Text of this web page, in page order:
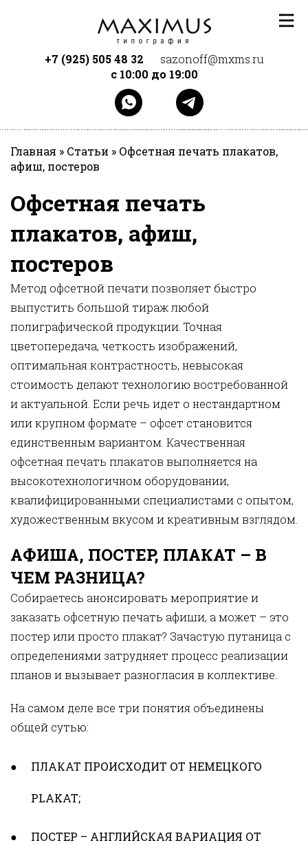
+7 (925) 505 48 32
sazonoff@mxms.ru
с 10:00 до 19:00
Главная » Статьи » Офсетная печать плакатов,
афиш, постеров
Офсетная печать
плакатов, афиш,
постеров
Метод офсетной печати позволяет быстро
выпустить большой тираж любой
полиграфической продукции. Точная
цветопередача, четкость изображений,
оптимальная контрастность, невысокая
стоимость делают технологию востребованной
и актуальной. Если речь идет о нестандартном
или крупном формате – офсет становится
единственным вариантом. Качественная
офсетная печать плакатов выполняется на
высокотехнологичном оборудовании,
квалифицированными специалистами с опытом,
художественным вкусом и креативным взглядом.
АФИША, ПОСТЕР, ПЛАКАТ – В
ЧЕМ РАЗНИЦА?
Собираетесь анонсировать мероприятие и
заказать офсетную печать афиши, а может – это
постер или просто плакат? Зачастую путаница с
определениями затрудняет процесс реализации
планов и вызывает разногласия в коллективе.
На самом деле все три понятия объединены
общей сутью:
ПЛАКАТ ПРОИСХОДИТ ОТ НЕМЕЦКОГО
PLAKAT;
ПОСТЕР – АНГЛИЙСКАЯ ВАРИАЦИЯ ОТ